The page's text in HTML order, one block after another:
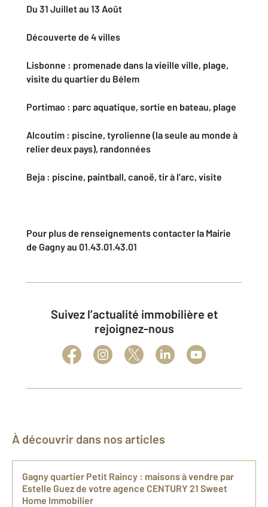
Du 31 Juillet au 13 Août
Découverte de 4 villes
Lisbonne : promenade dans la vieille ville, plage,
visite du quartier du Bélem
Portimao : parc aquatique, sortie en bateau, plage
Alcoutim : piscine, tyrolienne (la seule au monde à
relier deux pays), randonnées
Beja : piscine, paintball, canoë, tir à l’arc, visite
Pour plus de renseignements contacter la Mairie
de Gagny au 01.43.01.43.01
Suivez l’actualité immobilière et
rejoignez-nous
À découvrir dans nos articles
Gagny quartier Petit Raincy​ : maisons ​à vendre par
Estelle Guez de votre agence CENTURY 21 Sweet
Home Immobilier